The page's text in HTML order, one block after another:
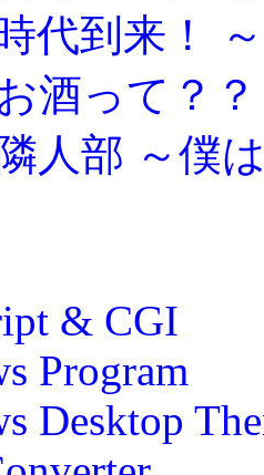
代到来！
酒って？
人部 ～僕
& CGI
Program
Desktop